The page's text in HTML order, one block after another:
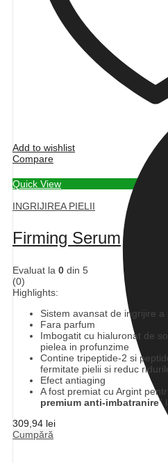
Add to wishlist
Compare
Quick View
INGRIJIREA PIELII
Firming Serum
Evaluat la 0 din 5
(0)
Highlights:
Sistem avansat de ingrijire a
Fara parfum
Imbogatit cu hialuronat de
pielea in profunzime
Contine tripeptide-2 si
fermitate pielii si reduc
Efect antiaging
A fost premiat cu Argint pentru
premium anti-imbatranire”
309,94 lei
Cumpără